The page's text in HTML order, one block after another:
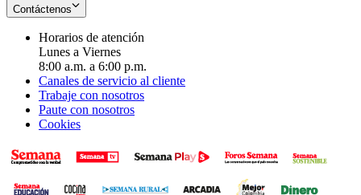
Contáctenos
Horarios de atención
Lunes a Viernes
8:00 a.m. a 6:00 p.m.
Canales de servicio al cliente
Trabaje con nosotros
Paute con nosotros
Cookies